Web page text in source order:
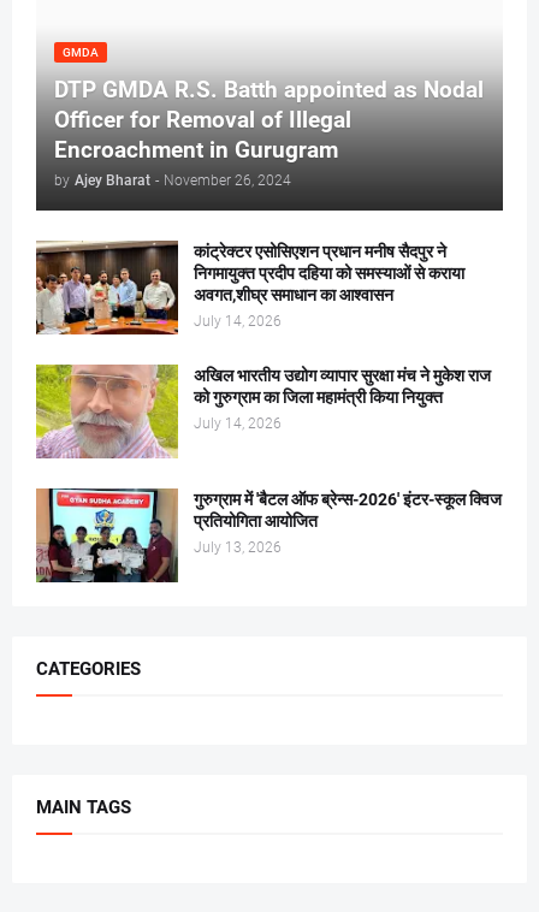
GMDA
DTP GMDA R.S. Batth appointed as Nodal
Officer for Removal of Illegal
Encroachment in Gurugram
by Ajey Bharat - November 26, 2024
कांट्रेक्टर एसोसिएशन प्रधान मनीष सैदपुर ने
निगमायुक्त प्रदीप दहिया को समस्याओं से कराया
अवगत,शीघ्र समाधान का आश्वासन
July 14, 2026
अखिल भारतीय उद्योग व्यापार सुरक्षा मंच ने मुकेश राज
को गुरुग्राम का जिला महामंत्री किया नियुक्त
July 14, 2026
गुरुग्राम में 'बैटल ऑफ ब्रेन्स-2026' इंटर-स्कूल क्विज
प्रतियोगिता आयोजित
July 13, 2026
CATEGORIES
MAIN TAGS